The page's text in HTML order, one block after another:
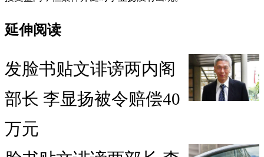
延伸阅读
发脸书贴文诽谤两内阁
部长 李显扬被令赔偿40
万元